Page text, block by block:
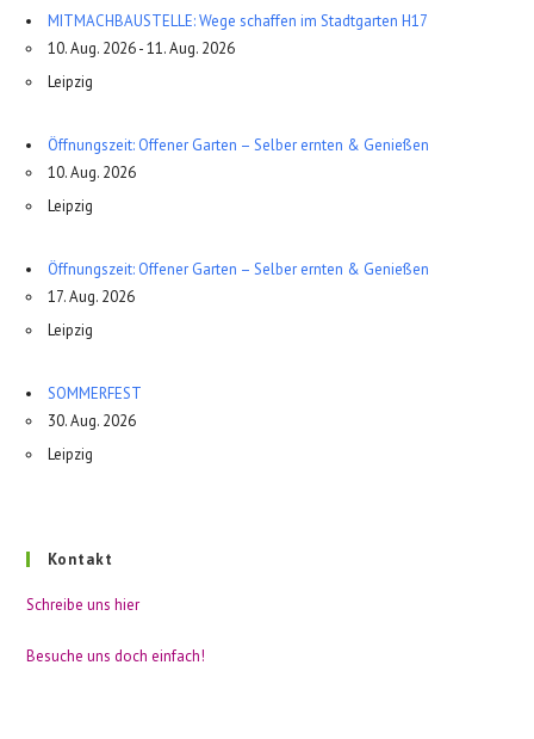
MITMACHBAUSTELLE: Wege schaffen im Stadtgarten H17
10. Aug. 2026 - 11. Aug. 2026
Leipzig
Öffnungszeit: Offener Garten – Selber ernten & Genießen
10. Aug. 2026
Leipzig
Öffnungszeit: Offener Garten – Selber ernten & Genießen
17. Aug. 2026
Leipzig
SOMMERFEST
30. Aug. 2026
Leipzig
Kontakt
Schreibe uns hier
Besuche uns doch einfach!